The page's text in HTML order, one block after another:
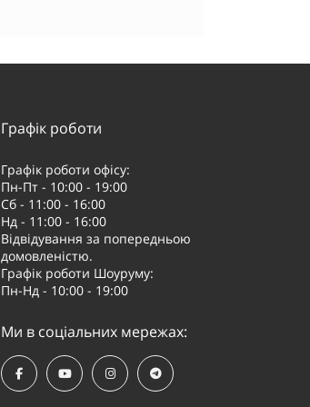
Графік роботи
Графік роботи офісу:
Пн-Пт - 10:00 - 19:00
Сб - 11:00 - 16:00
Нд - 11:00 - 16:00
Відвідування за попередньою
домовленістю.
Графік роботи Шоуруму:
Пн-Нд - 10:00 - 19:00
Ми в соціальних мережах: